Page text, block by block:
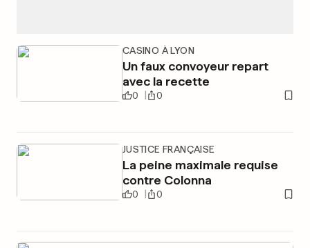
CASINO À LYON
Un faux convoyeur repart
avec la recette
0 0
JUSTICE FRANÇAISE
La peine maximale requise
contre Colonna
0 0